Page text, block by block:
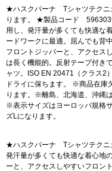
★ハスクバーナ Tシャツテクニ
ります。 ★製品コード
用し、発汗量が多くても快適な
ードワークに最適。屈んでも背
フロントジッパーと、アクセス
は長く機能的。反射テープ付き
ャツ。ISO EN 20471（クラス2
ドライに保ちます。 ※商品在庫
ります。※離島、北海道、沖縄
※表示サイズはヨーロッパ規格
ズLになります。
★ハスクバーナ Tシャツテクニ
発汗量が多くても快適な着心地
ーと、アクセスしやすいフロン